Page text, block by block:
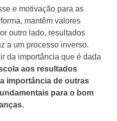
e motivação para as
mantêm valores
outro lado, resultados
a um processo inverso.
da importância que é dada
aos resultados
importância de outras
para o bom